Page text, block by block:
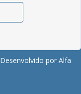
Desenvolvido por Alfa